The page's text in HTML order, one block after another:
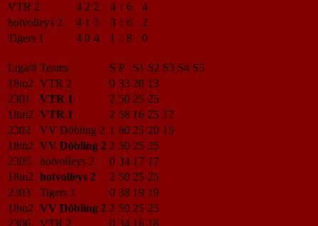
VTR 2
4 2 2 4 : 6
4
hotvolleys 2
4 1 3 3 : 6
2
Tigers 1
4 0 4 1 : 8 0
Liga/# Teams S P S1 S2 S3 S4 S5
18m2 VTR 2 0 33 20 13
2301
VTR 1 2 50 25 25
18m2 VTR 1 2 58 16 25 17
2302
VV Döbling 2 1 60 25 20 15
18m2 VV Döbling 2 2 50 25 25
2305
hotvolleys 2 0 34 17 17
18m2 hotvolleys 2 2 50 25 25
2303
Tigers 1 0 38 19 19
18m2 VV Döbling 2 2 50 25 25
2306
VTR 2 0 34 16 18